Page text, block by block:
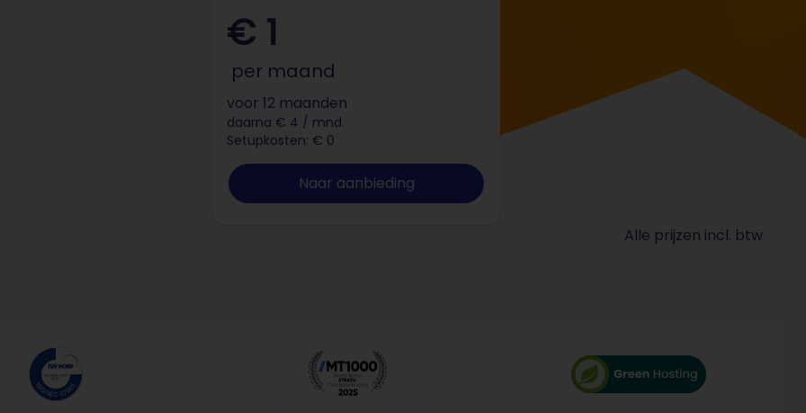
€ 1
per maand
voor 12 maanden
daarna € 4 / mnd.
Setupkosten: € 0
Naar aanbieding
Alle prijzen incl. btw